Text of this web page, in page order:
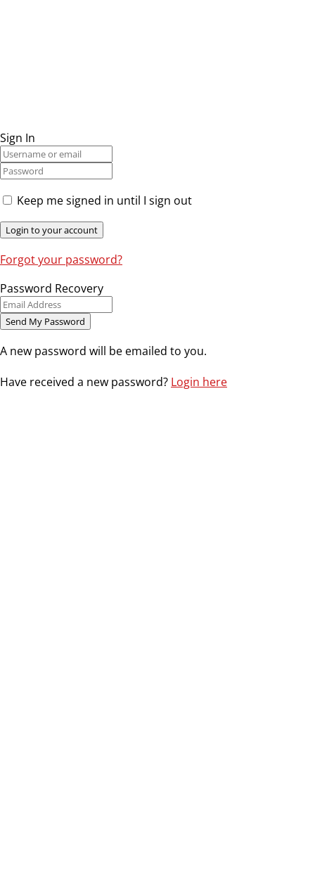
Sign In
Keep me signed in until I sign out
Forgot your password?
Password Recovery
A new password will be emailed to you.
Have received a new password? Login here